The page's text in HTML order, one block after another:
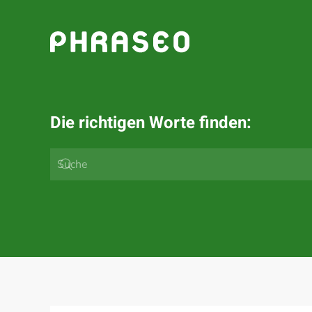
Zum Hauptinhalt springen
Die richtigen Worte finden: